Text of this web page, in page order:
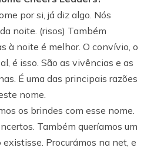
por si, já diz algo. Nós
noite. (risos) Também
à noite é melhor. O convívio, o
é isso. São as vivências e as
É uma das principais razões
nome.
os brindes com esse nome.
Também queríamos um
Procurámos na net, e